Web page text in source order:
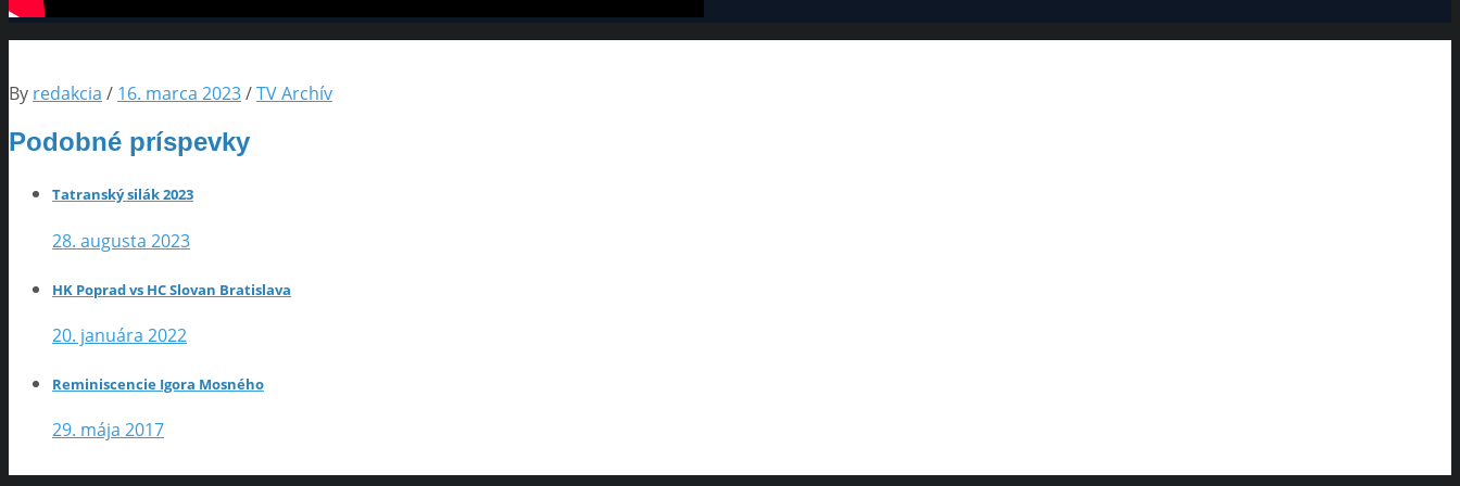
By redakcia / 16. marca 2023/TV Archív
Podobné príspevky
Tatranský silák 2023
28. augusta 2023
HK Poprad vs HC Slovan Bratislava
20. januára 2022
Reminiscencie Igora Mosného
29. mája 2017